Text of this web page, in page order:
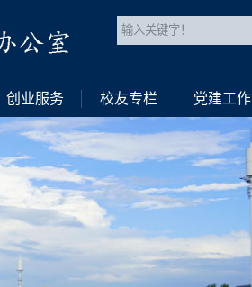
创业服务 校友专栏 党建工作